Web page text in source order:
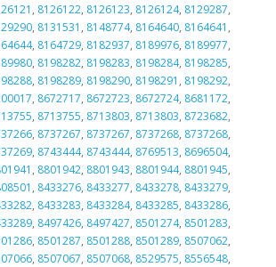
, 8126122, 8126123, 8126124, 8129287,
, 8131531 , 8148774, 8164640, 8164641 ,
, 8164729, 8182937, 8189976, 8189977,
, 8198282, 8198283, 8198284, 8198285,
, 8198289, 8198290, 8198291 , 8198292,
, 8672717, 8672723, 8672724, 8681172,
, 8713755, 8713803, 8713803, 8723682,
, 8737267, 8737267, 8737268, 8737268,
, 8743444, 8743444, 8769513, 8696504,
, 8801942, 8801943, 8801944, 8801945,
, 8433276, 8433277, 8433278, 8433279,
, 8433283, 8433284, 8433285, 8433286,
, 8497426, 8497427, 8501274, 8501283,
, 8501287, 8501288, 8501289, 8507062,
, 8507067, 8507068, 8529575, 8556548,